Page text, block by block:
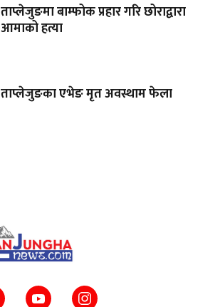
ताप्लेजुङमा बाम्फोक प्रहार गरि छोराद्वारा
आमाको हत्या
ताप्लेजुङका एभेङ मृत अवस्थाम फेला